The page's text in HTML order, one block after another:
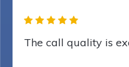
The call quality is